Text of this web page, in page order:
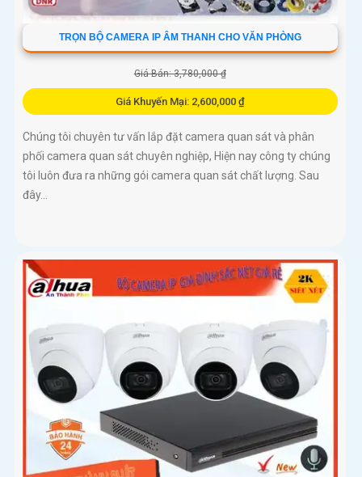
TRỌN BỘ CAMERA IP ÂM THANH CHO VĂN PHÒNG
Giá Bán: 3,780,000 ₫
Giá Khuyến Mại: 2,600,000 ₫
Chúng tôi chuyên tư vấn lắp đặt camera quan sát và phân
phối camera quan sát chuyên nghiệp, Hiện nay công ty chúng
tôi luôn đưa ra những gói camera quan sát chất lượng. Sau
đây...